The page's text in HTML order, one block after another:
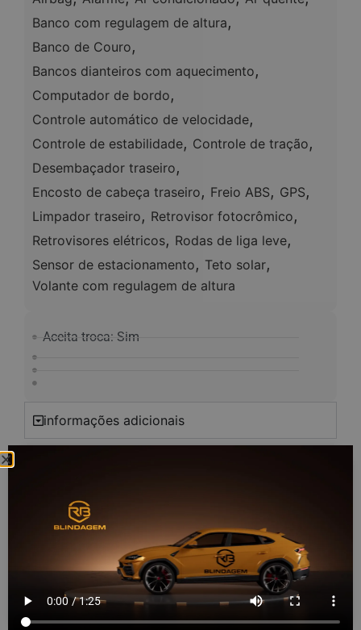
Banco com regulagem de altura,
Banco de Couro,
Bancos dianteiros com aquecimento,
Computador de bordo,
Controle automático de velocidade,
Controle de estabilidade, Controle de tração,
Desembaçador traseiro,
Encosto de cabeça traseiro, Freio ABS, GPS,
Limpador traseiro, Retrovisor fotocrômico,
Retrovisores elétricos, Rodas de liga leve,
Sensor de estacionamento, Teto solar,
Volante com regulagem de altura
Aceita troca: Sim
informações adicionais
Envie uma mensagem ao vendedor